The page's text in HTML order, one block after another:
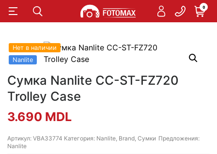
0
Нет в наличии
Nanlite
Сумка Nanlite CC-ST-FZ720
Trolley Case
3.690 MDL
Артикул: VBA33774 Категория: Nanlite, Brand, Сумки Предложения:
Nanlite